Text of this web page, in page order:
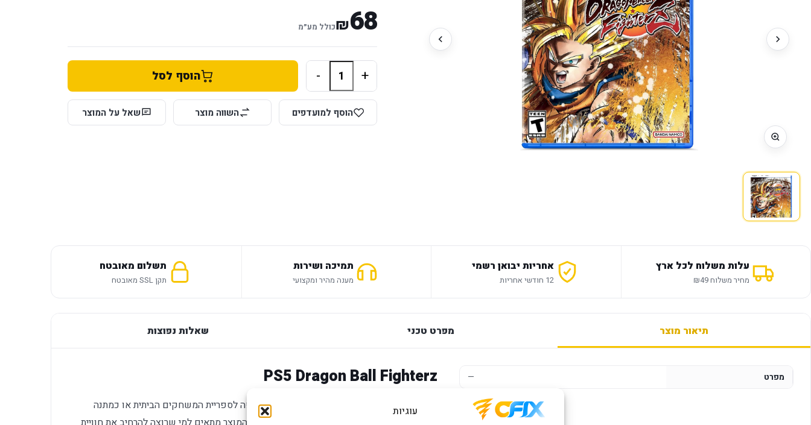
עוגיות
68
₪כולל מע״מ
+
- הוסף לסל
הוסף למועדפים השווה מוצר שאל על המוצר
עלות משלוח לכל ארץ
מחיר משלוח ₪49
אחריות יבואן רשמי
12 חודשי אחריות
תמיכה ושירות
מענה מהיר ומקצועי
תשלום מאובטח
תקן SSL מאובטח
תיאור מוצר מפרט טכני שאלות נפוצות
מפרט —
PS5 Dragon Ball Fighterz
משחק לחימה עבור PlayStation 5, מתאים להוספה לספריית המשחקים הביתית או כמתנה